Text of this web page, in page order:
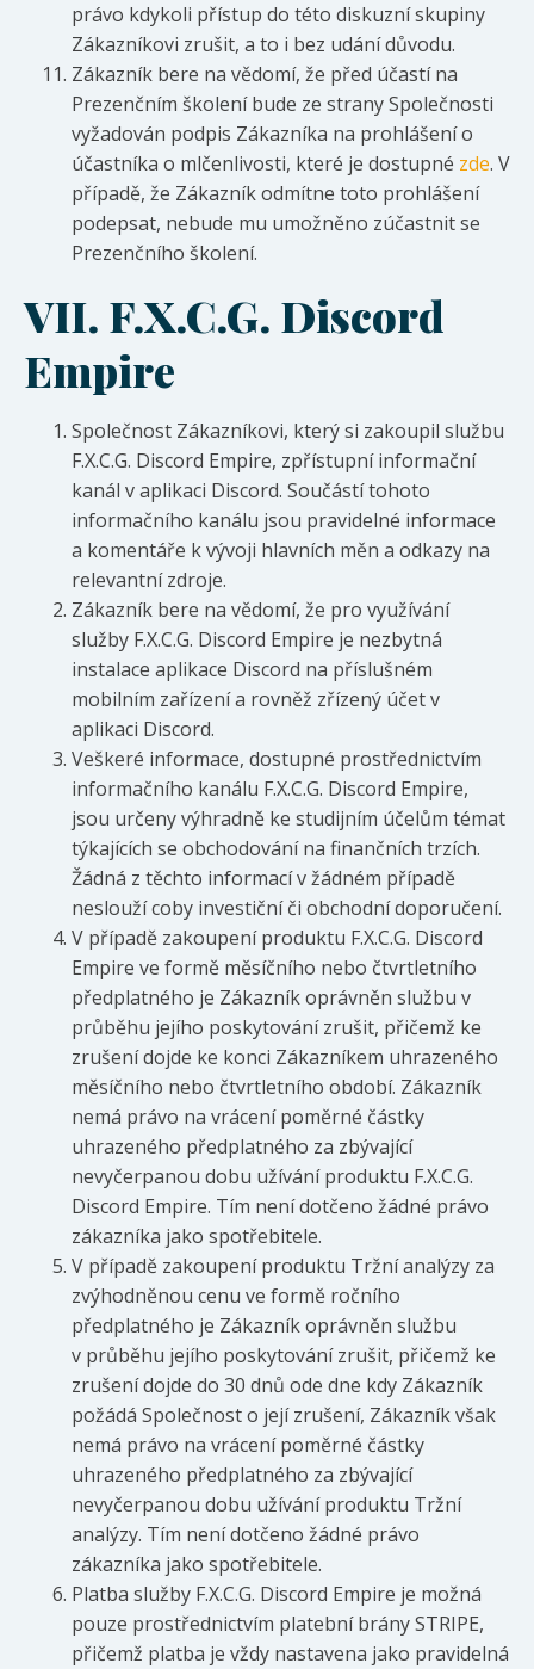
právo kdykoli přístup do této diskuzní skupiny
Zákazníkovi zrušit, a to i bez udání důvodu.
Zákazník bere na vědomí, že před účastí na
Prezenčním školení bude ze strany Společnosti
vyžadován podpis Zákazníka na prohlášení o
účastníka o mlčenlivosti, které je dostupné zde. V
případě, že Zákazník odmítne toto prohlášení
podepsat, nebude mu umožněno zúčastnit se
Prezenčního školení.
VII. F.X.C.G. Discord
Empire
Společnost Zákazníkovi, který si zakoupil službu
F.X.C.G. Discord Empire, zpřístupní informační
kanál v aplikaci Discord. Součástí tohoto
informačního kanálu jsou pravidelné informace
a komentáře k vývoji hlavních měn a odkazy na
relevantní zdroje.
Zákazník bere na vědomí, že pro využívání
služby F.X.C.G. Discord Empire je nezbytná
instalace aplikace Discord na příslušném
mobilním zařízení a rovněž zřízený účet v
aplikaci Discord.
Veškeré informace, dostupné prostřednictvím
informačního kanálu F.X.C.G. Discord Empire,
jsou určeny výhradně ke studijním účelům témat
týkajících se obchodování na finančních trzích.
Žádná z těchto informací v žádném případě
neslouží coby investiční či obchodní doporučení.
V případě zakoupení produktu F.X.C.G. Discord
Empire ve formě měsíčního nebo čtvrtletního
předplatného je Zákazník oprávněn službu v
průběhu jejího poskytování zrušit, přičemž ke
zrušení dojde ke konci Zákazníkem uhrazeného
měsíčního nebo čtvrtletního období. Zákazník
nemá právo na vrácení poměrné částky
uhrazeného předplatného za zbývající
nevyčerpanou dobu užívání produktu F.X.C.G.
Discord Empire. Tím není dotčeno žádné právo
zákazníka jako spotřebitele.
V případě zakoupení produktu Tržní analýzy za
zvýhodněnou cenu ve formě ročního
předplatného je Zákazník oprávněn službu
v průběhu jejího poskytování zrušit, přičemž ke
zrušení dojde do 30 dnů ode dne kdy Zákazník
požádá Společnost o její zrušení, Zákazník však
nemá právo na vrácení poměrné částky
uhrazeného předplatného za zbývající
nevyčerpanou dobu užívání produktu Tržní
analýzy. Tím není dotčeno žádné právo
zákazníka jako spotřebitele.
Platba služby F.X.C.G. Discord Empire je možná
pouze prostřednictvím platební brány STRIPE,
přičemž platba je vždy nastavena jako pravidelná